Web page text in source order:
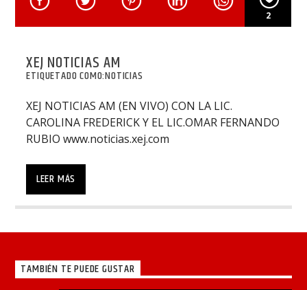
2
XEJ NOTICIAS AM
ETIQUETADO COMO:NOTICIAS
XEJ NOTICIAS AM (EN VIVO) CON LA LIC.
CAROLINA FREDERICK Y EL LIC.OMAR FERNANDO
RUBIO www.noticias.xej.com
CAROLINA FREDERICK Y EL LIC.OMAR FERNANDO
LEER MÁS
TAMBIÉN TE PUEDE GUSTAR